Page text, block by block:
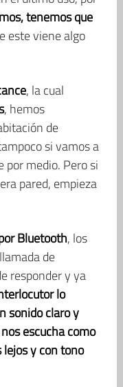
tenemos que
este viene algo
, la cual
, hemos
de
si vamos a
por medio. Pero si
pared, empieza
Bluetooth, los
de
responder y ya
lo
sonido claro y
escucha como
lejos y con tono